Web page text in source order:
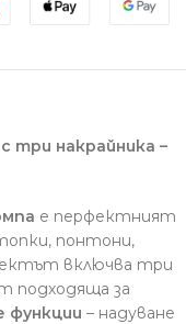
три накрайника –
е перфектният
понтони,
включва три
подходяща за
функции – надуване